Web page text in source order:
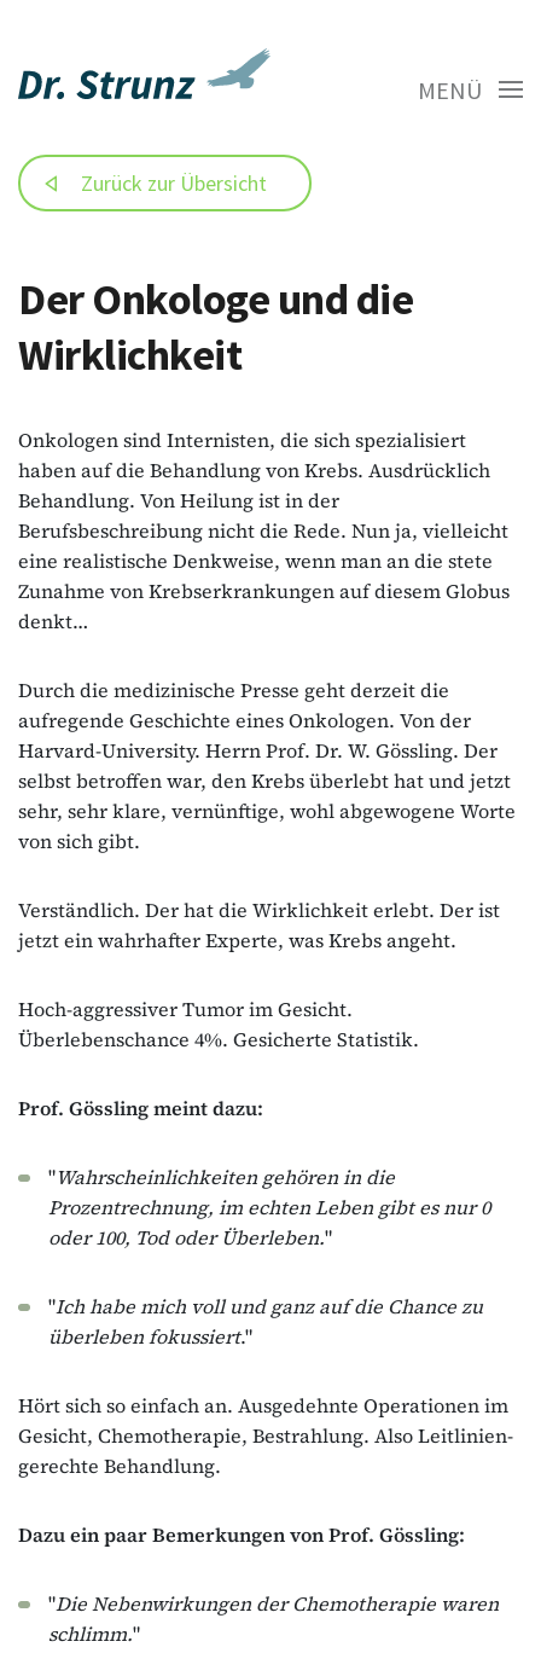
MENÜ
Zurück zur Übersicht
Der Onkologe und die
Wirklichkeit
Onkologen sind Internisten, die sich spezialisiert
haben auf die Behandlung von Krebs. Ausdrücklich
Behandlung. Von Heilung ist in der
Berufsbeschreibung nicht die Rede. Nun ja, vielleicht
eine realistische Denkweise, wenn man an die stete
Zunahme von Krebserkrankungen auf diesem Globus
denkt…
Durch die medizinische Presse geht derzeit die
aufregende Geschichte eines Onkologen. Von der
Harvard-University. Herrn Prof. Dr. W. Gössling. Der
selbst betroffen war, den Krebs überlebt hat und jetzt
sehr, sehr klare, vernünftige, wohl abgewogene Worte
von sich gibt.
Verständlich. Der hat die Wirklichkeit erlebt. Der ist
jetzt ein wahrhafter Experte, was Krebs angeht.
Hoch-aggressiver Tumor im Gesicht.
Überlebenschance 4%. Gesicherte Statistik.
Prof. Gössling meint dazu:
"Wahrscheinlichkeiten gehören in die
Prozentrechnung, im echten Leben gibt es nur 0
oder 100, Tod oder Überleben."
"Ich habe mich voll und ganz auf die Chance zu
überleben fokussiert."
Hört sich so einfach an. Ausgedehnte Operationen im
Gesicht, Chemotherapie, Bestrahlung. Also Leitlinien-
gerechte Behandlung.
Dazu ein paar Bemerkungen von Prof. Gössling:
"Die Nebenwirkungen der Chemotherapie waren
schlimm."